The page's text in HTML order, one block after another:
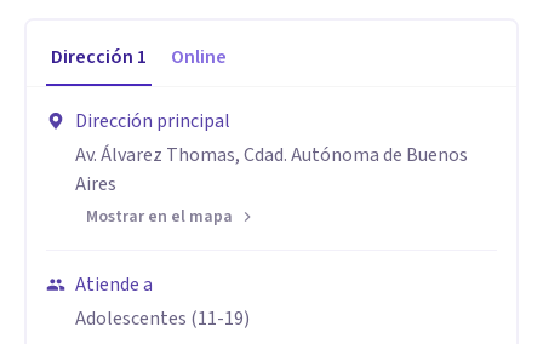
Dirección 1 Online
Dirección principal
Av. Álvarez Thomas, Cdad. Autónoma de Buenos
Aires
Mostrar en el mapa
Atiende a
Adolescentes (11-19)